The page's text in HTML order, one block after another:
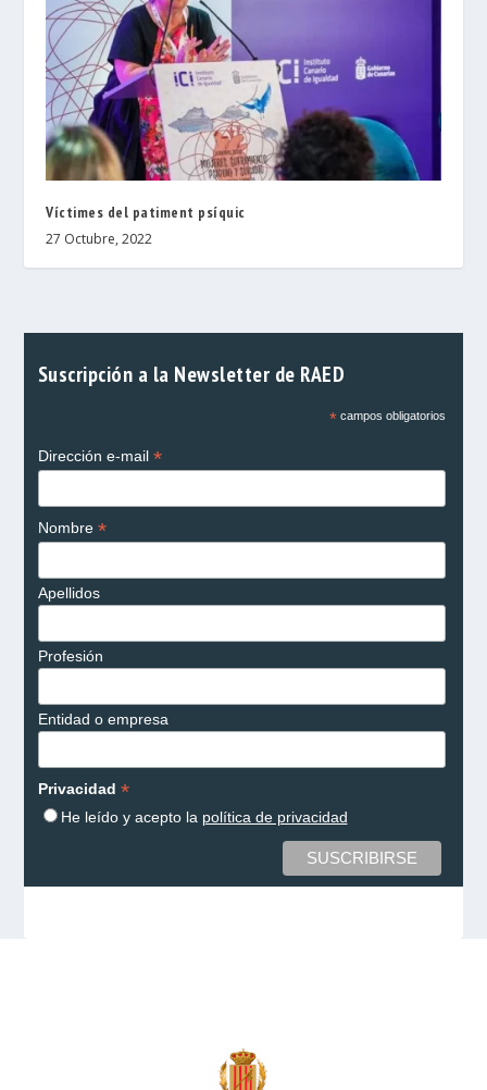
Víctimes del patiment psíquic
27 Octubre, 2022
Suscripción a la Newsletter de RAED
*campos obligatorios
Dirección e-mail *
Nombre *
Apellidos
Profesión
Entidad o empresa
Privacidad *
He leído y acepto la política de privacidad